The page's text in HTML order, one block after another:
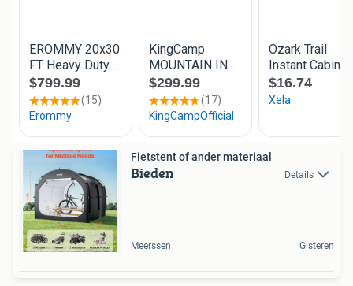
Fietstent of ander materiaal
Bieden Details
Meerssen Gisteren